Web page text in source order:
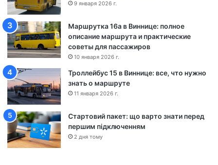
-
Ч
е
р
к
а
с
с
ы
9 января 2026 г.
Маршрутка 16а в Виннице: полное
описание маршрута и практические
советы для пассажиров
10 января 2026 г.
Троллейбус 15 в Виннице: все, что нужно
знать о маршруте
11 января 2026 г.
Стартовий пакет: що варто знати перед
першим підключенням
2 дня тому